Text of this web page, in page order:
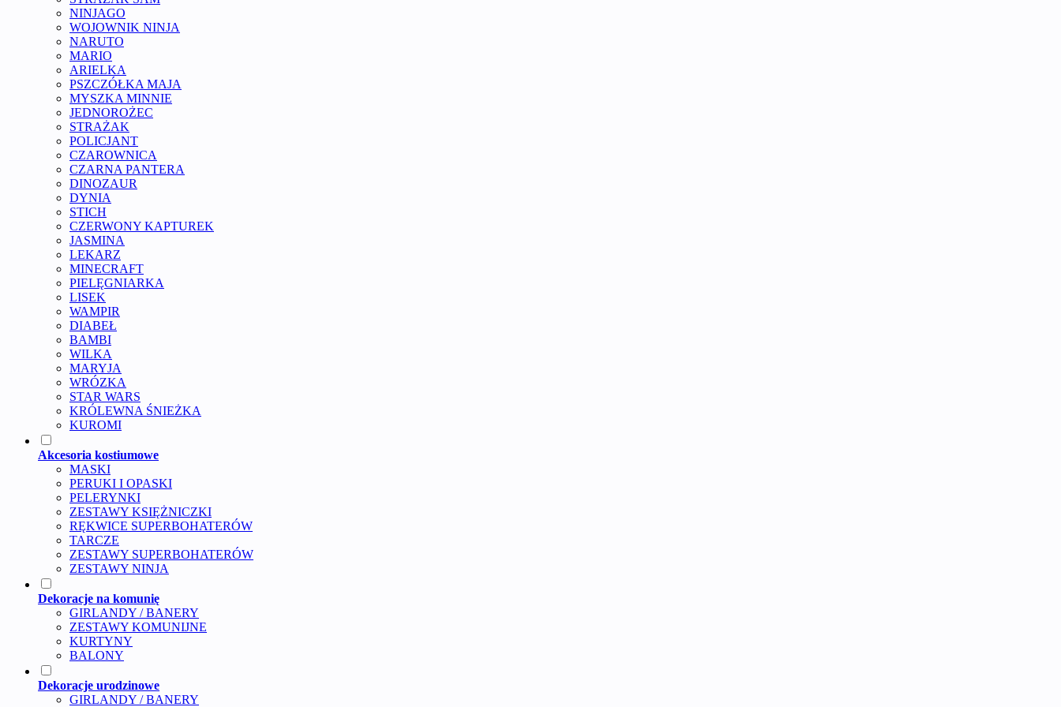
NINJAGO
WOJOWNIK NINJA
NARUTO
MARIO
ARIELKA
PSZCZÓŁKA MAJA
MYSZKA MINNIE
JEDNOROŻEC
STRAŻAK
POLICJANT
CZAROWNICA
CZARNA PANTERA
DINOZAUR
DYNIA
STICH
CZERWONY KAPTUREK
JASMINA
LEKARZ
MINECRAFT
PIELĘGNIARKA
LISEK
WAMPIR
DIABEŁ
BAMBI
WILKA
MARYJA
WRÓZKA
STAR WARS
KRÓLEWNA ŚNIEŻKA
KUROMI
Akcesoria kostiumowe
MASKI
PERUKI I OPASKI
PELERYNKI
ZESTAWY KSIĘŻNICZKI
RĘKWICE SUPERBOHATERÓW
TARCZE
ZESTAWY SUPERBOHATERÓW
ZESTAWY NINJA
Dekoracje na komunię
GIRLANDY / BANERY
ZESTAWY KOMUNIJNE
KURTYNY
BALONY
Dekoracje urodzinowe
GIRLANDY / BANERY